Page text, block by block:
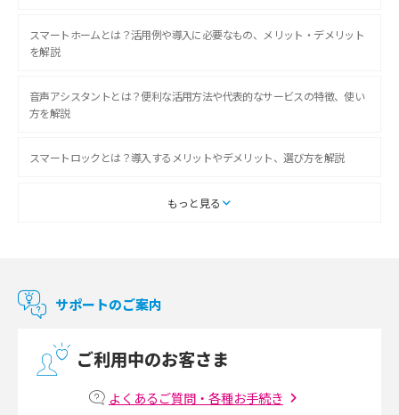
スマートホームとは？活用例や導入に必要なもの、メリット・デメリット
を解説
音声アシスタントとは？便利な活用方法や代表的なサービスの特徴、使い
方を解説
スマートロックとは？導入するメリットやデメリット、選び方を解説
スマートテレビとは？特徴や選び方、使い方をわかりやすく解説
マンションで使えるWi-Fiは？種類ごとの特徴や選び方を紹介
マンションで光回線の利用を始める手順は？設備状況の確認方法も解説
もっと見る
サポートのご案内
ご利用中のお客さま
よくあるご質問・各種お手続き